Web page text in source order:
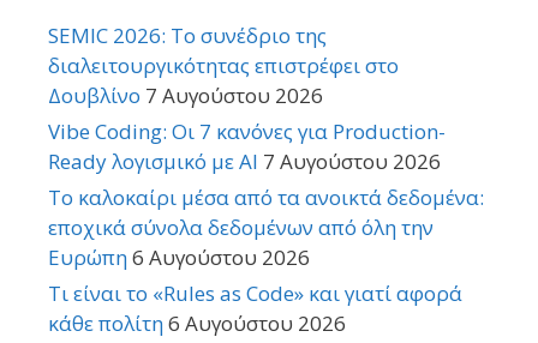
SEMIC 2026: Το συνέδριο της
διαλειτουργικότητας επιστρέφει στο
Δουβλίνο 7 Αυγούστου 2026
Vibe Coding: Οι 7 κανόνες για Production-
Ready λογισμικό με AI 7 Αυγούστου 2026
Το καλοκαίρι μέσα από τα ανοικτά δεδομένα:
εποχικά σύνολα δεδομένων από όλη την
Ευρώπη6 Αυγούστου 2026
Τι είναι το «Rules as Code» και γιατί αφορά
κάθε πολίτη6 Αυγούστου 2026